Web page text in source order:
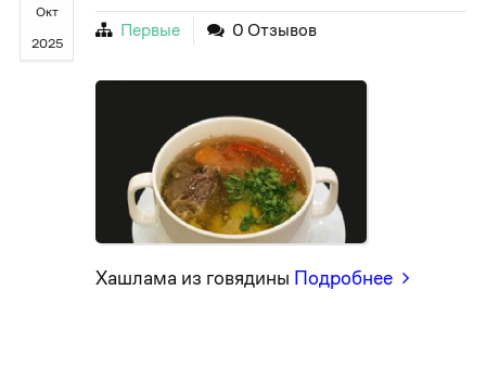
Окт
2025
Первые 0 Отзывов
Хашлама из говядины Подробнее